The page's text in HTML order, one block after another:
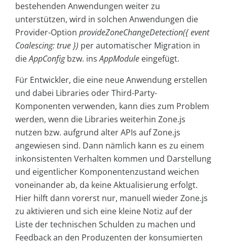
bestehenden Anwendungen weiter zu
unterstützen, wird in solchen Anwendungen die
Provider-Option provideZoneChangeDetection({ event
Coalescing: true }) per automatischer Migration in
dieAppConfigbzw. insAppModule eingefügt.
Für Entwickler, die eine neue Anwendung erstellen
und dabei Libraries oder Third-Party-
Komponenten verwenden, kann dies zum Problem
werden, wenn die Libraries weiterhin Zone.js
nutzen bzw. aufgrund alter APIs auf Zone.js
angewiesen sind. Dann nämlich kann es zu einem
inkonsistenten Verhalten kommen und Darstellung
und eigentlicher Komponentenzustand weichen
voneinander ab, da keine Aktualisierung erfolgt.
Hier hilft dann vorerst nur, manuell wieder Zone.js
zu aktivieren und sich eine kleine Notiz auf der
Liste der technischen Schulden zu machen und
Feedback an den Produzenten der konsumierten